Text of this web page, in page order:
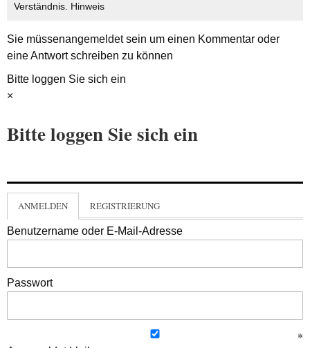
Verständnis. Hinweis
Sie müssenangemeldetsein um einen Kommentar oder
eine Antwort schreiben zu können
Bitte loggen Sie sich ein
×
Bitte loggen Sie sich ein
ANMELDEN REGISTRIERUNG
Benutzername oder E-Mail-Adresse
Passwort